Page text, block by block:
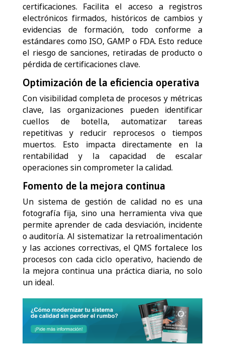
certificaciones. Facilita el acceso a registros
electrónicos firmados, históricos de cambios y
evidencias de formación, todo conforme a
estándares como ISO, GAMP o FDA. Esto reduce
el riesgo de sanciones, retiradas de producto o
pérdida de certificaciones clave.
Optimización de la eficiencia operativa
Con visibilidad completa de procesos y métricas
clave, las organizaciones pueden identificar
cuellos de botella, automatizar tareas
repetitivas y reducir reprocesos o tiempos
muertos. Esto impacta directamente en la
rentabilidad y la capacidad de escalar
operaciones sin comprometer la calidad.
Fomento de la mejora continua
Un sistema de gestión de calidad no es una
fotografía fija, sino una herramienta viva que
permite aprender de cada desviación, incidente
o auditoría. Al sistematizar la retroalimentación
y las acciones correctivas, el QMS fortalece los
procesos con cada ciclo operativo, haciendo de
la mejora continua una práctica diaria, no solo
un ideal.